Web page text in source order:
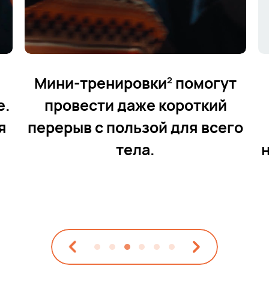
Мини-тренировки2 помогут
провести даже короткий
перерыв с пользой для всего
тела.